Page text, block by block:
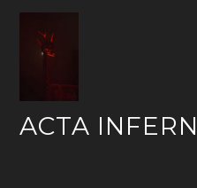
Skip
content
ACTA